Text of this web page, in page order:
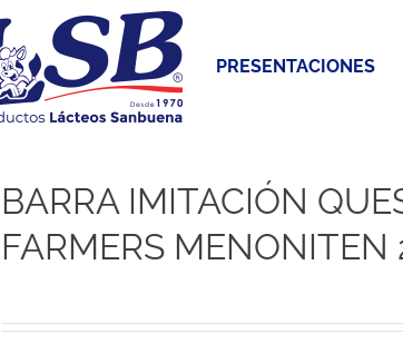
PRESENTACIONES
BARRA IMITACIÓN
FARMERS MENONITEN